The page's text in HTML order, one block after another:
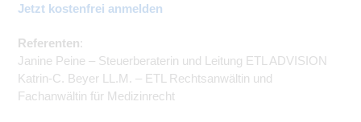
Jetzt kostenfrei anmelden
Referenten:
Janine Peine – Steuerberaterin und Leitung ETL ADVISION
Katrin-C. Beyer LL.M. – ETL Rechtsanwältin und
Fachanwältin für Medizinrecht